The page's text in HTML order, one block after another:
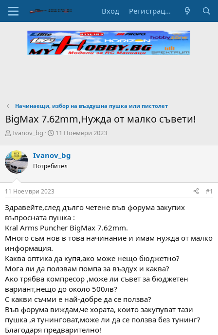
Вход Регистрация
Начинаещи, избор на въздушна пушка или пистолет
BigMax 7.62mm,Нужда от малко съвети!
А
т
о
р
н
а
т
м
а
т
а
Ivanov_bg
Н
а
л
а
т
а
11 Ноември 2023
Ivanov_bg
Потребител
11 Ноември 2023 #1
Здравейте,след дълго четене във форума закупих
въпросната пушка :
Kral Arms Puncher BigMax 7.62mm.
Много съм нов в това начинание и имам нужда от малко
информация.
Каква оптика да купя,ако може нещо бюджетно?
Мога ли да ползвам помпа за въздух и каква?
Ако трябва компресор ,може ли съвет за бюджетен
вариант,нещо до около 500лв?
С какви съчми е най-добре да се ползва?
Във форума виждам,че хората, които закупуват тази
пушка ,я тунинговат,може ли да се ползва без тунинг?
Благодаря предварително!